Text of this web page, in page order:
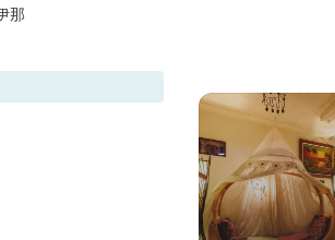
那